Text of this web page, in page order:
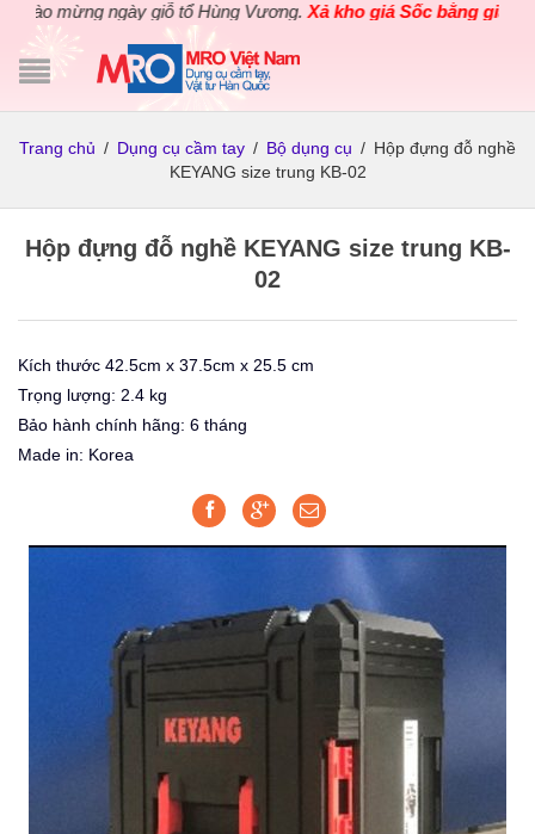
mừng ngày giỗ tổ Hùng Vương.Xả kho giá Sốc bằng giá Gốc
Trang chủ / Dụng cụ cầm tay / Bộ dụng cụ / Hộp đựng đỗ nghề
KEYANG size trung KB-02
Hộp đựng đỗ nghề KEYANG size trung KB-
02
Kích thước 42.5cm x 37.5cm x 25.5 cm
Trọng lượng: 2.4 kg
Bảo hành chính hãng: 6 tháng
Made in: Korea